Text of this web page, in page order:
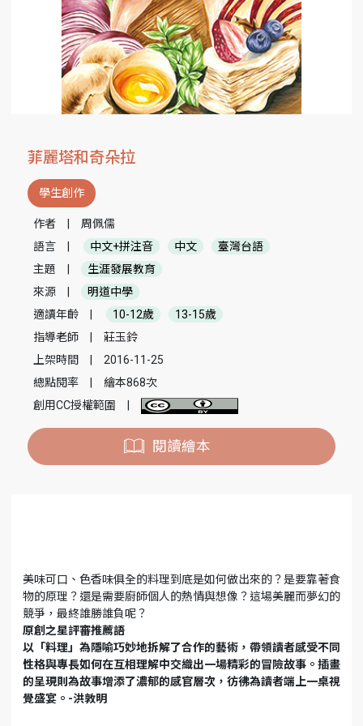
菲麗塔和奇朵拉
學生創作
作者
周佩儒
語言
中文+拼注音 中文
臺灣台語
主題
生涯發展教育
來源
明道中學
適讀年齡
10-12歲
13-15歲
指導老師
莊玉鈴
上架時間
2016-11-25
總點閱率
繪本868次
創用CC授權範圍
閱讀繪本
美味可口、色香味俱全的料理到底是如何做出來的？是要靠著食
物的原理？還是需要廚師個人的熱情與想像？這場美麗而夢幻的
競爭，最終誰勝誰負呢？
原創之星評審推薦語
以「料理」為隱喻巧妙地拆解了合作的藝術，帶領讀者感受不同
性格與專長如何在互相理解中交織出一場精彩的冒險故事。插畫
的呈現則為故事增添了濃郁的感官層次，彷彿為讀者端上一桌視
覺盛宴。-洪敦明